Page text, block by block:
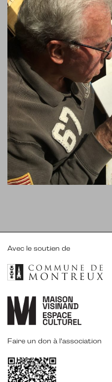
Avec le soutien de
Faire un don à l'association